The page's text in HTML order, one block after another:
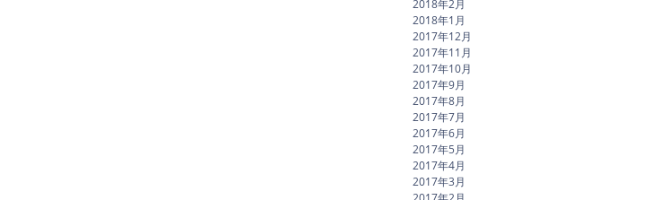
2018年2月
2018年1月
2017年12月
2017年11月
2017年10月
2017年9月
2017年8月
2017年7月
2017年6月
2017年5月
2017年4月
2017年3月